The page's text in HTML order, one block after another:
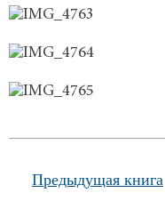
Предыдущая книга